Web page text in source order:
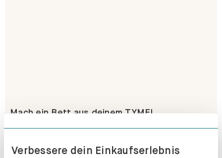
Verbessere dein Einkaufserlebnis
Mach ein Bett aus deinem TYME!
Erfahre mehr